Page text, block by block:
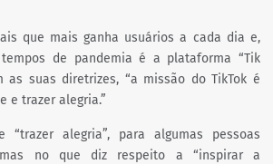
que mais ganha usuários a cada dia e,
de pandemia é a plataforma “Tik
as suas diretrizes, “a missão do TikTok é
e trazer alegria.”
“trazer alegria”, para algumas pessoas
no que diz respeito a “inspirar a